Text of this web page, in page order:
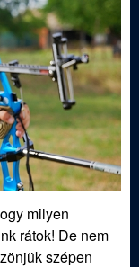
milyen
rátok! De nem
szépen